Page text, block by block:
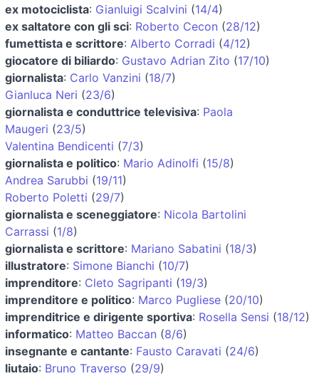
ex motociclista: Gianluigi Scalvini (14/4)
ex saltatore con gli sci: Roberto Cecon (28/12)
fumettista e scrittore: Alberto Corradi (4/12)
giocatore di biliardo: Gustavo Adrian Zito (17/10)
giornalista: Carlo Vanzini (18/7)
Gianluca Neri (23/6)
giornalista e conduttrice televisiva: Paola
Maugeri (23/5)
Valentina Bendicenti (7/3)
giornalista e politico: Mario Adinolfi (15/8)
Andrea Sarubbi (19/11)
Roberto Poletti (29/7)
giornalista e sceneggiatore: Nicola Bartolini
Carrassi (1/8)
giornalista e scrittore: Mariano Sabatini (18/3)
illustratore: Simone Bianchi (10/7)
imprenditore: Cleto Sagripanti (19/3)
imprenditore e politico: Marco Pugliese (20/10)
imprenditrice e dirigente sportiva: Rosella Sensi (18/12)
informatico: Matteo Baccan (8/6)
insegnante e cantante: Fausto Caravati (24/6)
liutaio: Bruno Traverso (29/9)